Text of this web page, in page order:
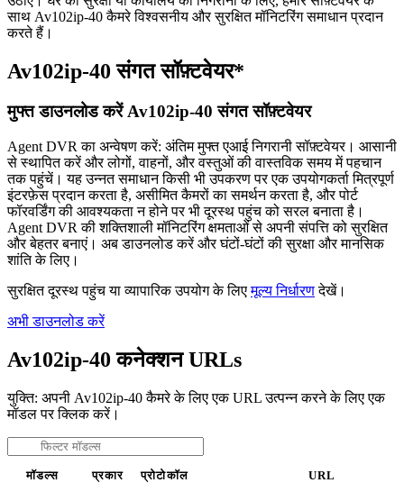
साथ Av102ip-40 कैमरे विश्वसनीय और सुरक्षित मॉनिटरिंग समाधान प्रदान
करते हैं।
Av102ip-40 संगत सॉफ़्टवेयर*
मुफ्त डाउनलोड करें Av102ip-40 संगत सॉफ़्टवेयर
Agent DVR का अन्वेषण करें: अंतिम मुफ्त एआई निगरानी सॉफ़्टवेयर। आसानी
से स्थापित करें और लोगों, वाहनों, और वस्तुओं की वास्तविक समय में पहचान
तक पहुंचें। यह उन्नत समाधान किसी भी उपकरण पर एक उपयोगकर्ता मित्रपूर्ण
इंटरफ़ेस प्रदान करता है, असीमित कैमरों का समर्थन करता है, और पोर्ट
फॉरवर्डिंग की आवश्यकता न होने पर भी दूरस्थ पहुंच को सरल बनाता है।
Agent DVR की शक्तिशाली मॉनिटरिंग क्षमताओं से अपनी संपत्ति को सुरक्षित
और बेहतर बनाएं। अब डाउनलोड करें और घंटों-घंटों की सुरक्षा और मानसिक
शांति के लिए।
सुरक्षित दूरस्थ पहुंच या व्यापारिक उपयोग के लिएमूल्य निर्धारणदेखें।
अभी डाउनलोड करें
Av102ip-40 कनेक्शन URLs
युक्ति: अपनी Av102ip-40 कैमरे के लिए एक URL उत्पन्न करने के लिए एक
मॉडल पर क्लिक करें।
मॉडल्स प्रकार प्रोटोकॉल URL